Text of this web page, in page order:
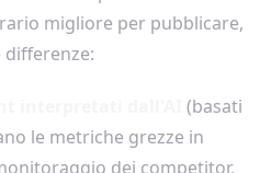
migliore per pubblicare,
differenze:
(basati
le metriche grezze in
dei competitor,